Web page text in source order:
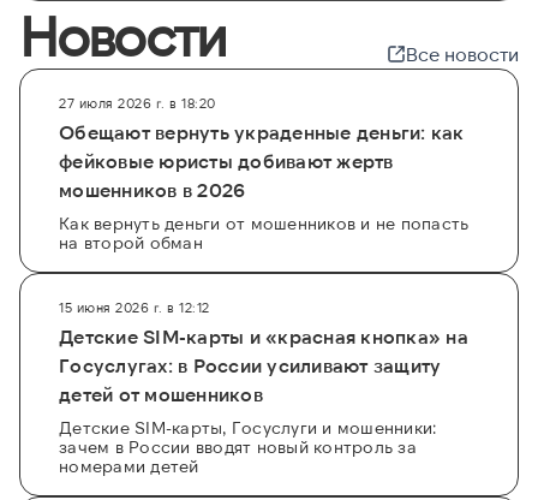
Новости Все новости
27 июля 2026 г. в 18:20
Обещают вернуть украденные деньги: как
фейковые юристы добивают жертв
мошенников в 2026
Как вернуть деньги от мошенников и не попасть
на второй обман
15 июня 2026 г. в 12:12
Детские SIM-карты и «красная кнопка» на
Госуслугах: в России усиливают защиту
детей от мошенников
Детские SIM-карты, Госуслуги и мошенники:
зачем в России вводят новый контроль за
номерами детей